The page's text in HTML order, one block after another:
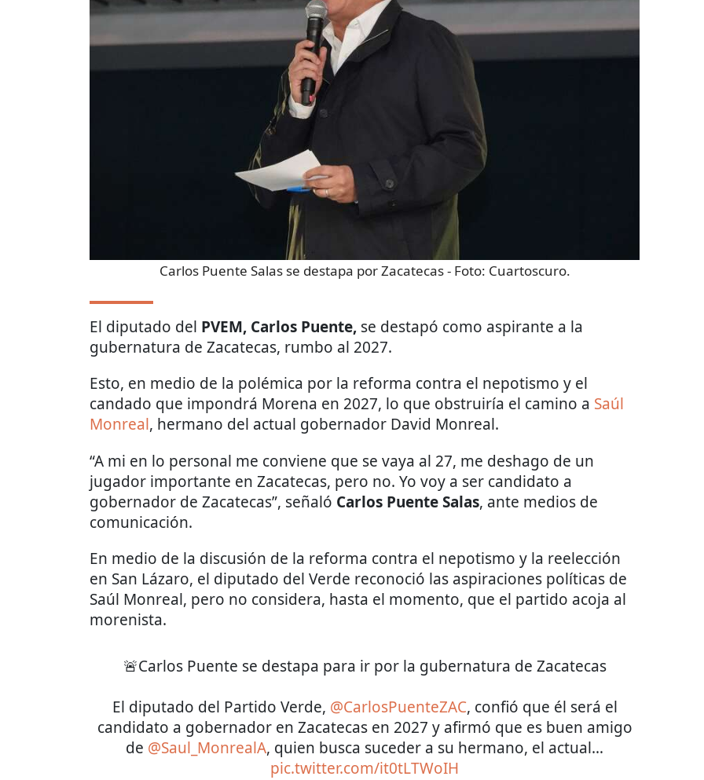
Carlos Puente Salas se destapa por Zacatecas- Foto: Cuartoscuro.
El diputado del PVEM, Carlos Puente, se destapó como aspirante a la
gubernatura de Zacatecas, rumbo al 2027.
Esto, en medio de la polémica por la reforma contra el nepotismo y el
candado que impondrá Morena en 2027, lo que obstruiría el camino a Saúl
Monreal, hermano del actual gobernador David Monreal.
“A mi en lo personal me conviene que se vaya al 27, me deshago de un
jugador importante en Zacatecas, pero no. Yo voy a ser candidato a
gobernador de Zacatecas”, señaló Carlos Puente Salas, ante medios de
comunicación.
En medio de la discusión de la reforma contra el nepotismo y la reelección
en San Lázaro, el diputado del Verde reconoció las aspiraciones políticas de
Saúl Monreal, pero no considera, hasta el momento, que el partido acoja al
morenista.
🚨Carlos Puente se destapa para ir por la gubernatura de Zacatecas
El diputado del Partido Verde, @CarlosPuenteZAC, confió que él será el
candidato a gobernador en Zacatecas en 2027 y afirmó que es buen amigo
de @Saul_MonrealA, quien busca suceder a su hermano, el actual…
pic.twitter.com/it0tLTWoIH